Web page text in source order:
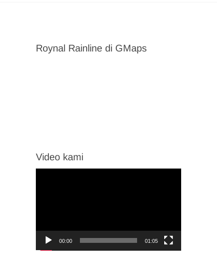
Roynal Rainline di GMaps
Video kami
00:00 01:05